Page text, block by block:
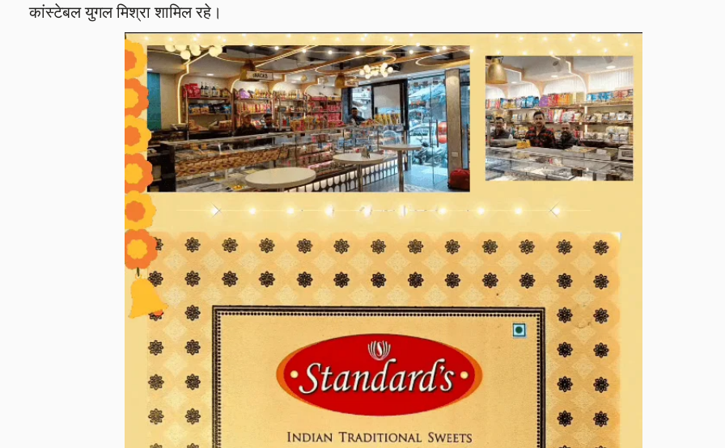
कांस्टेबल युगल मिश्रा शामिल रहे।